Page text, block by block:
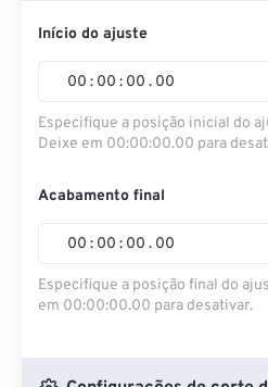
Início do ajuste
00 : 00 : 00 . 00
Especifique a posição inicial do
Deixe em 00:00:00.00 para
Acabamento final
00 : 00 : 00 . 00
Especifique a posição final do
em 00:00:00.00 para desativar.